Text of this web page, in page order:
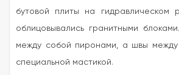
бутовой плиты на гидравлическом
облицовывались гранитными
между собой пиронами, а швы между
специальной мастикой.